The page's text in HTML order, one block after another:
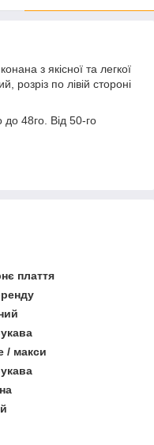
з якісної та легкої
розріз по лівій стороні
48го. Від 50-го
плаття
/ макси